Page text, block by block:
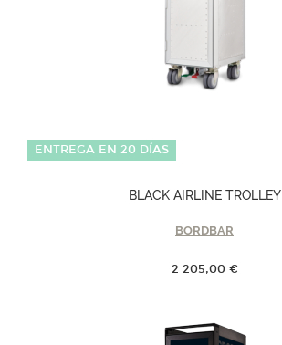
ENTREGA EN 20 DÍAS
BLACK AIRLINE TROLLEY
BORDBAR
2 205,00 €